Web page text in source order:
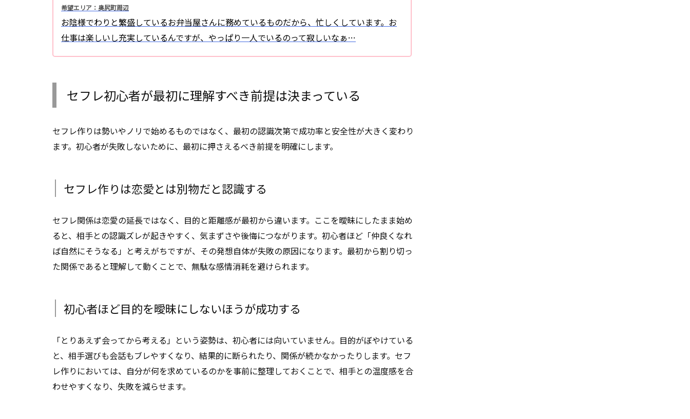
希望エリア：奥尻町周辺
お陰様でわりと繁盛しているお弁当屋さんに務めているものだから、忙しくしています。お
仕事は楽しいし充実しているんですが、やっぱり一人でいるのって寂しいなぁ…
セフレ初心者が最初に理解すべき前提は決まっている
セフレ作りは勢いやノリで始めるものではなく、最初の認識次第で成功率と安全性が大きく変わり
ます。初心者が失敗しないために、最初に押さえるべき前提を明確にします。
セフレ作りは恋愛とは別物だと認識する
セフレ関係は恋愛の延長ではなく、目的と距離感が最初から違います。ここを曖昧にしたまま始め
ると、相手との認識ズレが起きやすく、気まずさや後悔につながります。初心者ほど「仲良くなれ
ば自然にそうなる」と考えがちですが、その発想自体が失敗の原因になります。最初から割り切っ
た関係であると理解して動くことで、無駄な感情消耗を避けられます。
初心者ほど目的を曖昧にしないほうが成功する
「とりあえず会ってから考える」という姿勢は、初心者には向いていません。目的がぼやけている
と、相手選びも会話もブレやすくなり、結果的に断られたり、関係が続かなかったりします。セフ
レ作りにおいては、自分が何を求めているのかを事前に整理しておくことで、相手との温度感を合
わせやすくなり、失敗を減らせます。